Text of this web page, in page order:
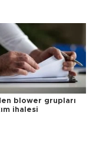
blower grupları
ihalesi